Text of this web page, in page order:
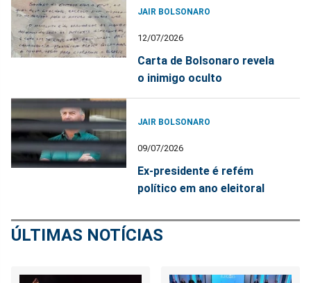
JAIR BOLSONARO
12/07/2026
Carta de Bolsonaro revela
o inimigo oculto
JAIR BOLSONARO
09/07/2026
Ex-presidente é refém
político em ano eleitoral
ÚLTIMAS NOTÍCIAS